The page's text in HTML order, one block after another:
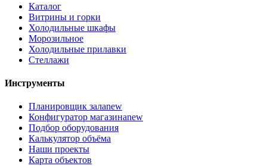
Каталог
Витрины и горки
Холодильные шкафы
Морозильное
Холодильные прилавки
Стеллажи
Инструменты
Планировщик залаnew
Конфигуратор магазинаnew
Подбор оборудования
Калькулятор объёма
Наши проекты
Карта объектов